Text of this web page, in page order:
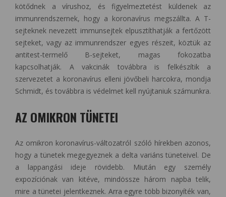
kötődnek a vírushoz, és figyelmeztetést küldenek az
immunrendszernek, hogy a koronavírus megszállta. A T-
sejteknek nevezett immunsejtek elpusztíthatják a fertőzött
sejteket, vagy az immunrendszer egyes részeit, köztük az
antitest-termelő B-sejteket, magas fokozatba
kapcsolhatják. A vakcinák továbbra is felkészítik a
szervezetet a koronavírus elleni jövőbeli harcokra, mondja
Schmidt, és továbbra is védelmet kell nyújtaniuk számunkra.
AZ OMIKRON TÜNETEI
Az omikron koronavírus-változatról szóló hírekben azonos,
hogy a tünetek megegyeznek a delta variáns tüneteivel. De
a lappangási ideje rövidebb. Miután egy személy
expozíciónak van kitéve, mindössze három napba telik,
mire a tünetei jelentkeznek. Arra egyre több bizonyíték van,